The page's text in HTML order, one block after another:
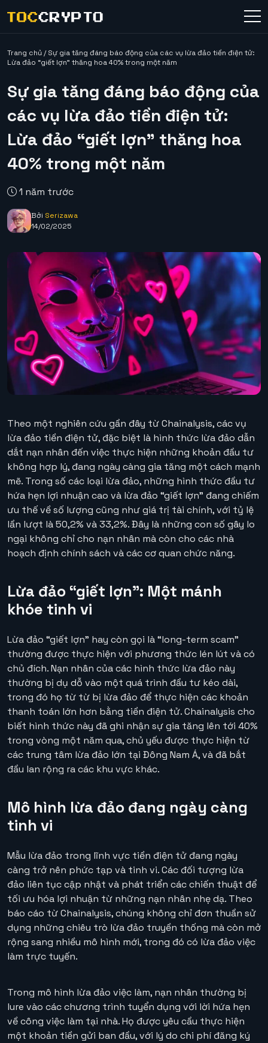
Trang chủ/Sự gia tăng đáng báo động của các vụ lừa đảo tiền điện tử:
Lừa đảo “giết lợn” thăng hoa 40% trong một năm
Sự gia tăng đáng báo động của
các vụ lừa đảo tiền điện tử:
Lừa đảo “giết lợn” thăng hoa
40% trong một năm
1 năm trước
Bởi Serizawa
14/02/2025
Theo một nghiên cứu gần đây từ Chainalysis, các vụ
lừa đảo tiền điện tử, đặc biệt là hình thức lừa đảo dẫn
dắt nạn nhân đến việc thực hiện những khoản đầu tư
không hợp lý, đang ngày càng gia tăng một cách mạnh
mẽ. Trong số các loại lừa đảo, những hình thức đầu tư
hứa hẹn lợi nhuận cao và lừa đảo “giết lợn” đang chiếm
ưu thế về số lượng cũng như giá trị tài chính, với tỷ lệ
lần lượt là 50,2% và 33,2%. Đây là những con số gây lo
ngại không chỉ cho nạn nhân mà còn cho các nhà
hoạch định chính sách và các cơ quan chức năng.
Lừa đảo “giết lợn”: Một mánh
khóe tinh vi
Lừa đảo “giết lợn” hay còn gọi là “long-term scam”
thường được thực hiện với phương thức lén lút và có
chủ đích. Nạn nhân của các hình thức lừa đảo này
thường bị dụ dỗ vào một quá trình đầu tư kéo dài,
trong đó họ từ từ bị lừa đảo để thực hiện các khoản
thanh toán lớn hơn bằng tiền điện tử. Chainalysis cho
biết hình thức này đã ghi nhận sự gia tăng lên tới 40%
trong vòng một năm qua, chủ yếu được thực hiện từ
các trung tâm lừa đảo lớn tại Đông Nam Á, và đã bắt
đầu lan rộng ra các khu vực khác.
Mô hình lừa đảo đang ngày càng
tinh vi
Mẫu lừa đảo trong lĩnh vực tiền điện tử đang ngày
càng trở nên phức tạp và tinh vi. Các đối tượng lừa
đảo liên tục cập nhật và phát triển các chiến thuật để
tối ưu hóa lợi nhuận từ những nạn nhân nhẹ dạ. Theo
báo cáo từ Chainalysis, chúng không chỉ đơn thuần sử
dụng những chiêu trò lừa đảo truyền thống mà còn mở
rộng sang nhiều mô hình mới, trong đó có lừa đảo việc
làm trực tuyến.
Trong mô hình lừa đảo việc làm, nạn nhân thường bị
lure vào các chương trình tuyển dụng với lời hứa hẹn
về công việc làm tại nhà. Họ được yêu cầu thực hiện
một khoản tiền gửi ban đầu, với lý do chi phí đăng ký